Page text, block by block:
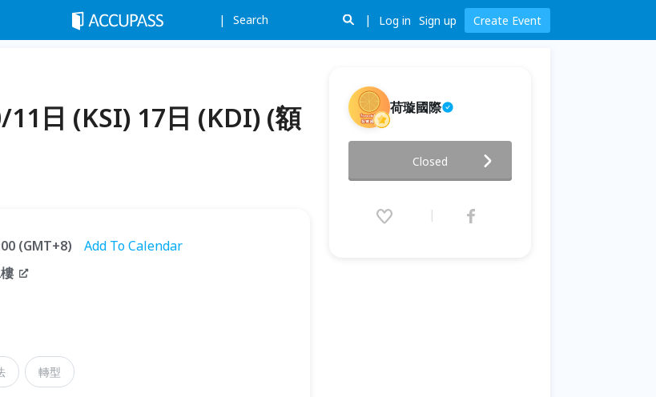
Search Log in Sign up Create Event
日 (KSI) 17日 (KDI) (額
(GMT+8)
Add To Calendar
轉型
荷璇國際
(KSI) 17日 (KDI) (額滿)
2026.01.10 (Sat) 09:00 - 01.17
Closed